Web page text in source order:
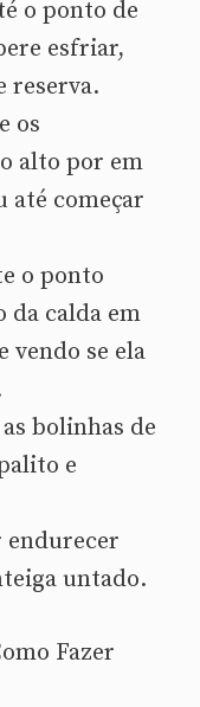
o ponto de
esfriar,
reserva.
os
alto por em
até começar
o ponto
da calda em
vendo se ela
bolinhas de
e
endurecer
untado.
Fazer